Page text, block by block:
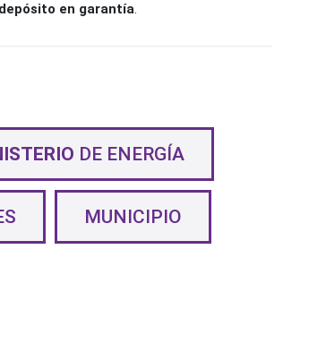
en garantía.
DE ENERGÍA
MUNICIPIO